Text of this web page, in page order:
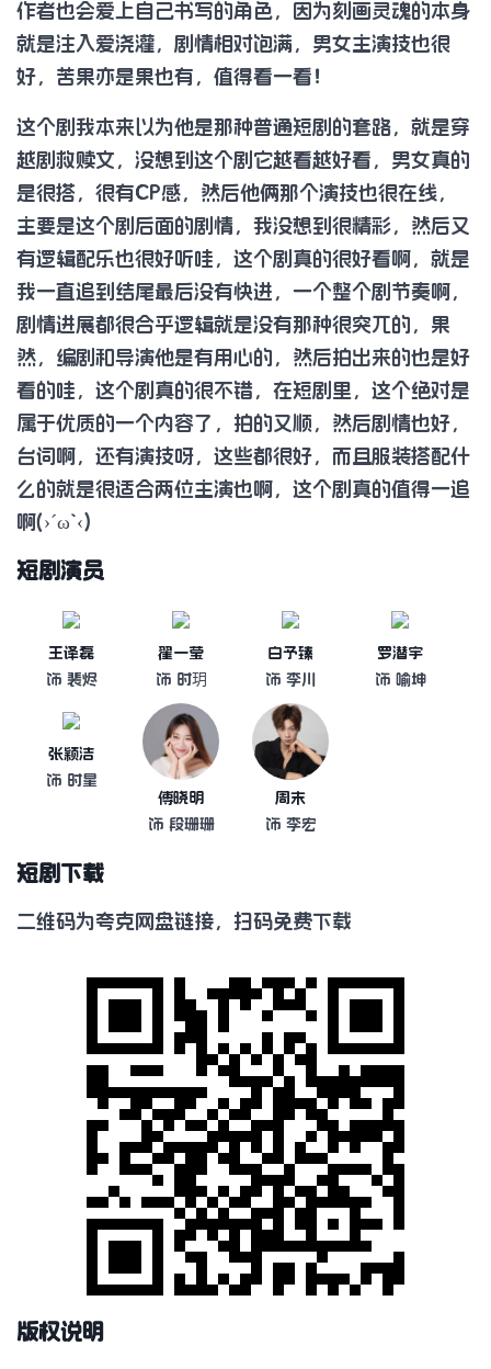
作者也会爱上自己书写的角色，因为刻画灵魂的本身
就是注入爱浇灌，剧情相对饱满，男女主演技也很
好，苦果亦是果也有，值得看一看！
这个剧我本来以为他是那种普通短剧的套路，就是穿
越剧救赎文，没想到这个剧它越看越好看，男女真的
是很搭，很有CP感，然后他俩那个演技也很在线，
主要是这个剧后面的剧情，我没想到很精彩，然后又
有逻辑配乐也很好听哇，这个剧真的很好看啊，就是
我一直追到结尾最后没有快进，一个整个剧节奏啊，
剧情进展都很合乎逻辑就是没有那种很突兀的，果
然，编剧和导演他是有用心的，然后拍出来的也是好
看的哇，这个剧真的很不错，在短剧里，这个绝对是
属于优质的一个内容了，拍的又顺，然后剧情也好，
台词啊，还有演技呀，这些都很好，而且服装搭配什
么的就是很适合两位主演也啊，这个剧真的值得一追
啊(›´ω`‹)
短剧演员
王译磊
饰 裴烬
翟一莹
饰 时玥
白予臻
饰 李川
罗潜宇
饰 喻坤
张颖洁
饰 时星
傅晓明
饰 段珊珊
周末
饰 李宏
短剧下载
二维码为夸克网盘链接，扫码免费下载
版权说明